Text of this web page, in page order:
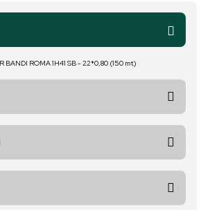
BANDI ROMA 1H41 SB - 22*0,80 (150 mt)